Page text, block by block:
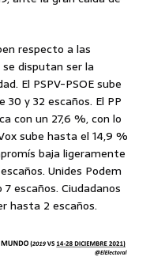
respecto a las
disputan ser la
El PSPV-PSOE sube
y 32 escaños. El PP
con un 27,6 %, con lo
sube hasta el 14,9 %
baja ligeramente
Unides Podem
escaños. Ciudadanos
hasta 2 escaños.